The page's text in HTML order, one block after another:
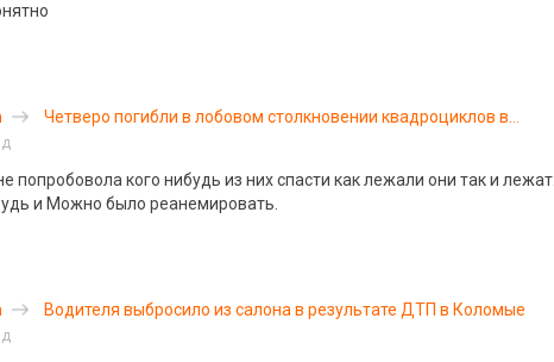
Четверо погибли в лобовом столкновении квадроциклов в
попробовола кого нибудь из них спасти как лежали они так и лежат.
и Можно было реанемировать.
Водителя выбросило из салона в результате ДТП в Коломые